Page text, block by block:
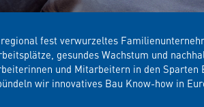
fest verwurzeltes
gesundes Wachstum und
und Mitarbeitern in den Sparten
wir innovatives Bau Know-how in